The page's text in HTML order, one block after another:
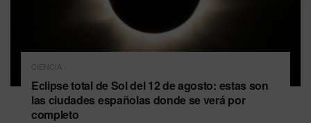
CIENCIA
Eclipse total de Sol del 12 de agosto: estas son
las ciudades españolas donde se verá por
completo